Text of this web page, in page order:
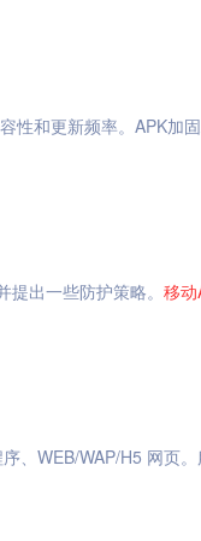
性和更新频率。APK加
出一些防护策略。 移动
序、WEB/WAP/H5 网页